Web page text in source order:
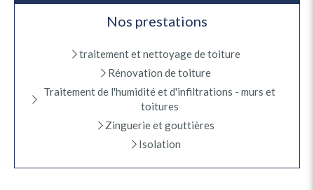
Nos prestations
traitement et nettoyage de toiture
Rénovation de toiture
Traitement de l'humidité et d'infiltrations - murs et
toitures
Zinguerie et gouttières
Isolation